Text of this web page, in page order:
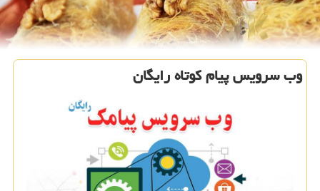
وب سرویس پیام كوتاه رایگان